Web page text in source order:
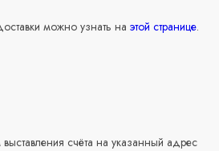
можно узнать на этой странице.
счёта на указанный адрес